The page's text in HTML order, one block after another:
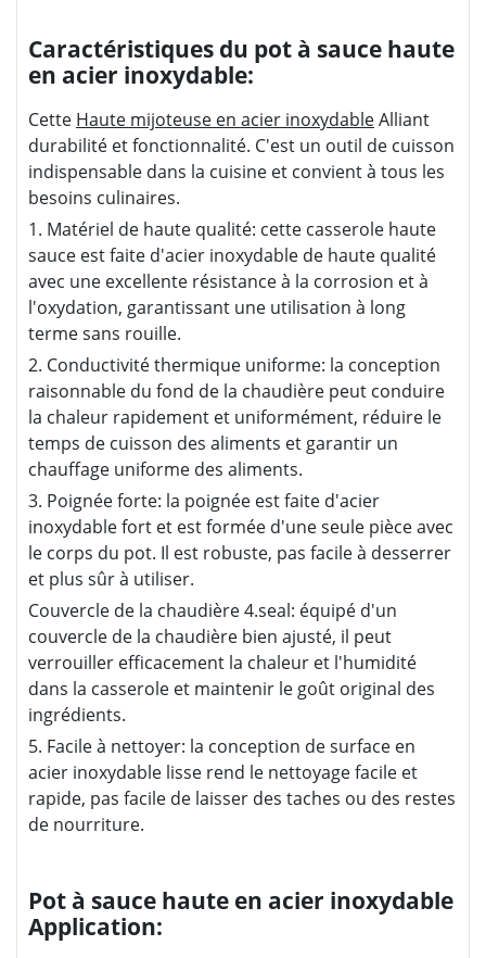
Caractéristiques du pot à sauce haute
en acier inoxydable:
Cette Haute mijoteuse en acier inoxydableAlliant
durabilité et fonctionnalité. C'est un outil de cuisson
indispensable dans la cuisine et convient à tous les
besoins culinaires.
1. Matériel de haute qualité: cette casserole haute
sauce est faite d'acier inoxydable de haute qualité
avec une excellente résistance à la corrosion et à
l'oxydation, garantissant une utilisation à long
terme sans rouille.
2. Conductivité thermique uniforme: la conception
raisonnable du fond de la chaudière peut conduire
la chaleur rapidement et uniformément, réduire le
temps de cuisson des aliments et garantir un
chauffage uniforme des aliments.
3. Poignée forte: la poignée est faite d'acier
inoxydable fort et est formée d'une seule pièce avec
le corps du pot. Il est robuste, pas facile à desserrer
et plus sûr à utiliser.
Couvercle de la chaudière 4.seal: équipé d'un
couvercle de la chaudière bien ajusté, il peut
verrouiller efficacement la chaleur et l'humidité
dans la casserole et maintenir le goût original des
ingrédients.
5. Facile à nettoyer: la conception de surface en
acier inoxydable lisse rend le nettoyage facile et
rapide, pas facile de laisser des taches ou des restes
de nourriture.
Pot à sauce haute en acier inoxydable
Application: